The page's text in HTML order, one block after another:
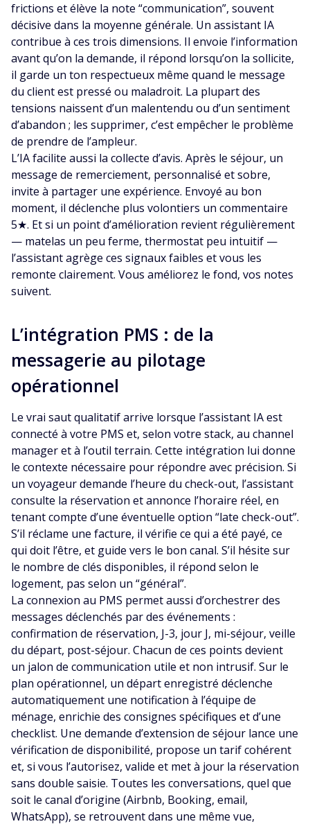
frictions et élève la note “communication”, souvent
décisive dans la moyenne générale. Un assistant IA
contribue à ces trois dimensions. Il envoie l’information
avant qu’on la demande, il répond lorsqu’on la sollicite,
il garde un ton respectueux même quand le message
du client est pressé ou maladroit. La plupart des
tensions naissent d’un malentendu ou d’un sentiment
d’abandon ; les supprimer, c’est empêcher le problème
de prendre de l’ampleur.
L’IA facilite aussi la collecte d’avis. Après le séjour, un
message de remerciement, personnalisé et sobre,
invite à partager une expérience. Envoyé au bon
moment, il déclenche plus volontiers un commentaire
5★. Et si un point d’amélioration revient régulièrement
— matelas un peu ferme, thermostat peu intuitif —
l’assistant agrège ces signaux faibles et vous les
remonte clairement. Vous améliorez le fond, vos notes
suivent.
L’intégration PMS : de la
messagerie au pilotage
opérationnel
Le vrai saut qualitatif arrive lorsque l’assistant IA est
connecté à votre PMS et, selon votre stack, au channel
manager et à l’outil terrain. Cette intégration lui donne
le contexte nécessaire pour répondre avec précision. Si
un voyageur demande l’heure du check-out, l’assistant
consulte la réservation et annonce l’horaire réel, en
tenant compte d’une éventuelle option “late check-out”.
S’il réclame une facture, il vérifie ce qui a été payé, ce
qui doit l’être, et guide vers le bon canal. S’il hésite sur
le nombre de clés disponibles, il répond selon le
logement, pas selon un “général”.
La connexion au PMS permet aussi d’orchestrer des
messages déclenchés par des événements :
confirmation de réservation, J-3, jour J, mi-séjour, veille
du départ, post-séjour. Chacun de ces points devient
un jalon de communication utile et non intrusif. Sur le
plan opérationnel, un départ enregistré déclenche
automatiquement une notification à l’équipe de
ménage, enrichie des consignes spécifiques et d’une
checklist. Une demande d’extension de séjour lance une
vérification de disponibilité, propose un tarif cohérent
et, si vous l’autorisez, valide et met à jour la réservation
sans double saisie. Toutes les conversations, quel que
soit le canal d’origine (Airbnb, Booking, email,
WhatsApp), se retrouvent dans une même vue,